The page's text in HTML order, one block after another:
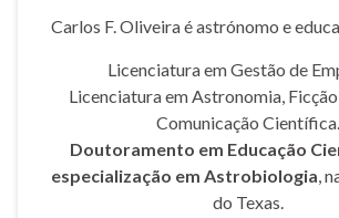
Carlos F. Oliveira é astrónomo e
Licenciatura em Gestão de
Licenciatura em Astronomia,
Comunicação Científica.
Doutoramento em Educação
especialização em Astrobiologia,
do Texas.